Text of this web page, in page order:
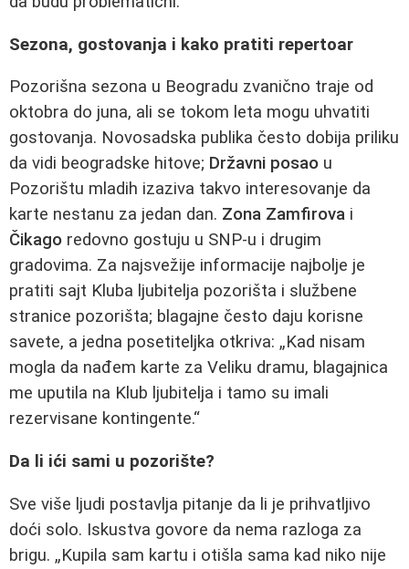
Sezona, gostovanja i kako pratiti repertoar
Pozorišna sezona u Beogradu zvanično traje od
oktobra do juna, ali se tokom leta mogu uhvatiti
gostovanja. Novosadska publika često dobija priliku
da vidi beogradske hitove; Državni posao u
Pozorištu mladih izaziva takvo interesovanje da
karte nestanu za jedan dan. Zona Zamfirova i
Čikago redovno gostuju u SNP-u i drugim
gradovima. Za najsvežije informacije najbolje je
pratiti sajt Kluba ljubitelja pozorišta i službene
stranice pozorišta; blagajne često daju korisne
savete, a jedna posetiteljka otkriva: „Kad nisam
mogla da nađem karte za Veliku dramu, blagajnica
me uputila na Klub ljubitelja i tamo su imali
rezervisane kontingente.“
Da li ići sami u pozorište?
Sve više ljudi postavlja pitanje da li je prihvatljivo
doći solo. Iskustva govore da nema razloga za
brigu. „Kupila sam kartu i otišla sama kad niko nije